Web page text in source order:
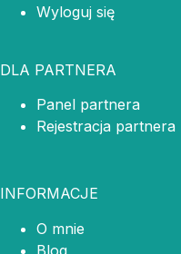
Wyloguj się
DLA PARTNERA
Panel partnera
Rejestracja partnera
INFORMACJE
O mnie